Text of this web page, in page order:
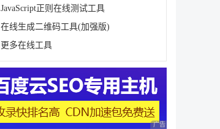
JavaScript正则在线测试工具
在线生成二维码工具(加强版)
更多在线工具
广告 商业广告，理性